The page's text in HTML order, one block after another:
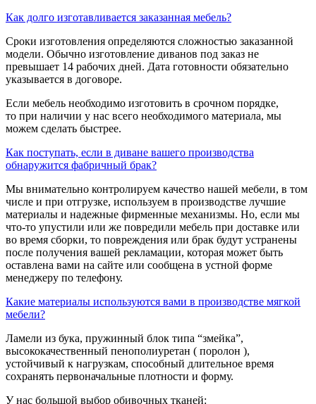
Как долго изготавливается заказанная мебель?
Сроки изготовления определяются сложностью заказанной
модели. Обычно изготовление диванов под заказ не
превышает 14 рабочих дней. Дата готовности обязательно
указывается в договоре.
Если мебель необходимо изготовить в срочном порядке,
то при наличии у нас всего необходимого материала, мы
можем сделать быстрее.
Как поступать, если в диване вашего производства
обнаружится фабричный брак?
Мы внимательно контролируем качество нашей мебели, в том
числе и при отгрузке, используем в производстве лучшие
материалы и надежные фирменные механизмы. Но, если мы
что-то упустили или же повредили мебель при доставке или
во время сборки, то повреждения или брак будут устранены
после получения вашей рекламации, которая может быть
оставлена вами на сайте или сообщена в устной форме
менеджеру по телефону.
Какие материалы используются вами в производстве мягкой
мебели?
Ламели из бука, пружинный блок типа “змейка”,
высококачественный пенополиуретан ( поролон ),
устойчивый к нагрузкам, способный длительное время
сохранять первоначальные плотности и форму.
У нас большой выбор обивочных тканей: